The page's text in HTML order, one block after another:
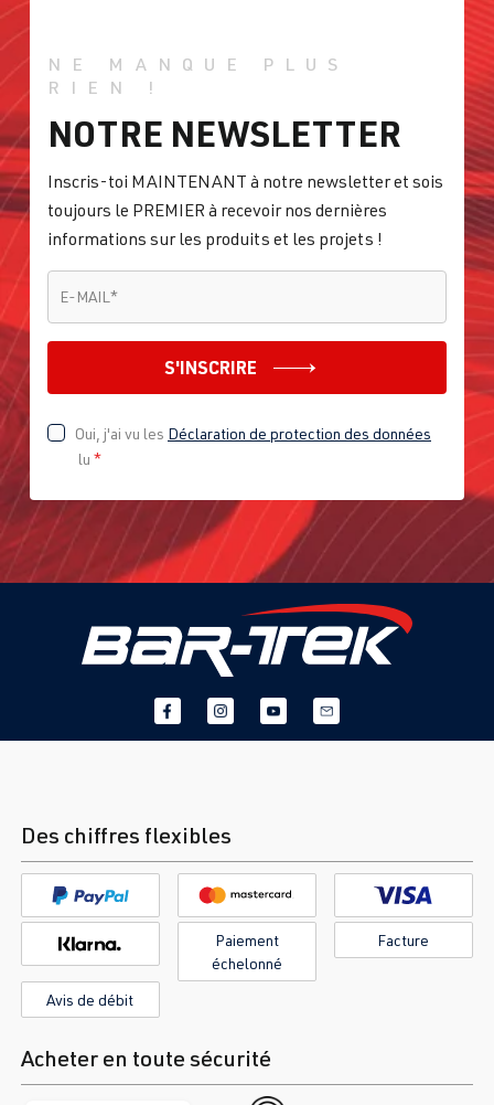
NE MANQUE PLUS
RIEN !
NOTRE NEWSLETTER
Inscris-toi MAINTENANT à notre newsletter et sois
toujours le PREMIER à recevoir nos dernières
informations sur les produits et les projets !
E-MAIL *
S'INSCRIRE
Oui, j'ai vu les Déclaration de protection des données
lu *
Des chiffres flexibles
Paiement
échelonné
Facture
Avis de débit
Acheter en toute sécurité